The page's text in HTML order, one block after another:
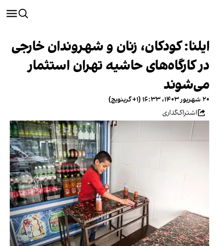
ایلنا: کودکان، زنان و شهروندان خارجی
در کارگاه‌های حاشیه تهران استثمار
می‌شوند
۲۰ شهریور ۱۴۰۳، ۱۶:۳۳ (‎+۱ گرینویچ)
اشتراک‌گذاری